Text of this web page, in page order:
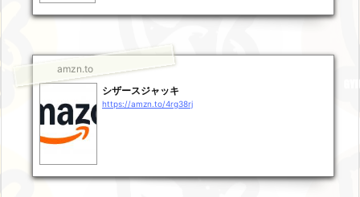
amzn.to
シザースジャッキ
https://amzn.to/4rg38rj